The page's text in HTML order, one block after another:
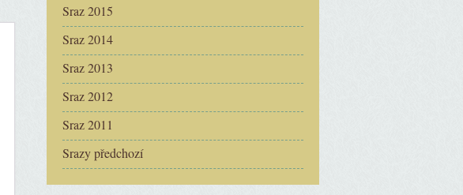
Sraz 2015
Sraz 2014
Sraz 2013
Sraz 2012
Sraz 2011
Srazy předchozí